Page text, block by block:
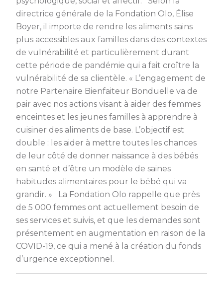
directrice générale de la Fondation Olo, Élise
Boyer, il importe de rendre les aliments sains
plus accessibles aux familles dans des contextes
de vulnérabilité et particulièrement durant
cette période de pandémie qui a fait croître la
vulnérabilité de sa clientèle. « L’engagement de
notre Partenaire Bienfaiteur Bonduelle va de
pair avec nos actions visant à aider des femmes
enceintes et les jeunes familles à apprendre à
cuisiner des aliments de base. L’objectif est
double : les aider à mettre toutes les chances
de leur côté de donner naissance à des bébés
en santé et d’être un modèle de saines
habitudes alimentaires pour le bébé qui va
grandir. » La Fondation Olo rappelle que près
de 5 000 femmes ont actuellement besoin de
ses services et suivis, et que les demandes sont
présentement en augmentation en raison de la
COVID-19, ce qui a mené à la création du fonds
d’urgence exceptionnel.